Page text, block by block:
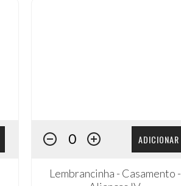
ADICIONAR
Lembrancinha - Casamento -